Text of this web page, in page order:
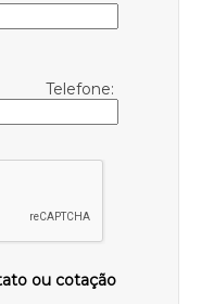
Telefone:
ou cotação